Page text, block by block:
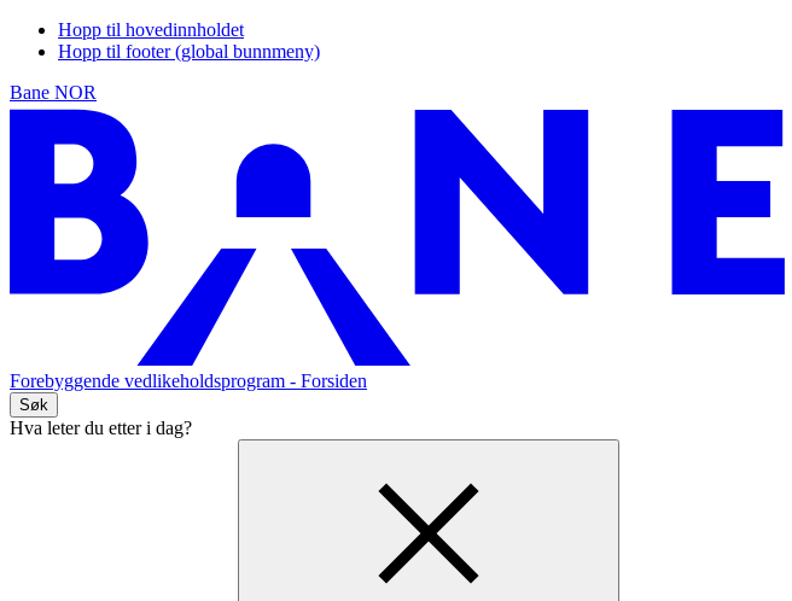
Hopp til hovedinnholdet
Hopp til footer (global bunnmeny)
Bane NOR
Forebyggende vedlikeholdsprogram - Forsiden
Søk
Hva leter du etter i dag?